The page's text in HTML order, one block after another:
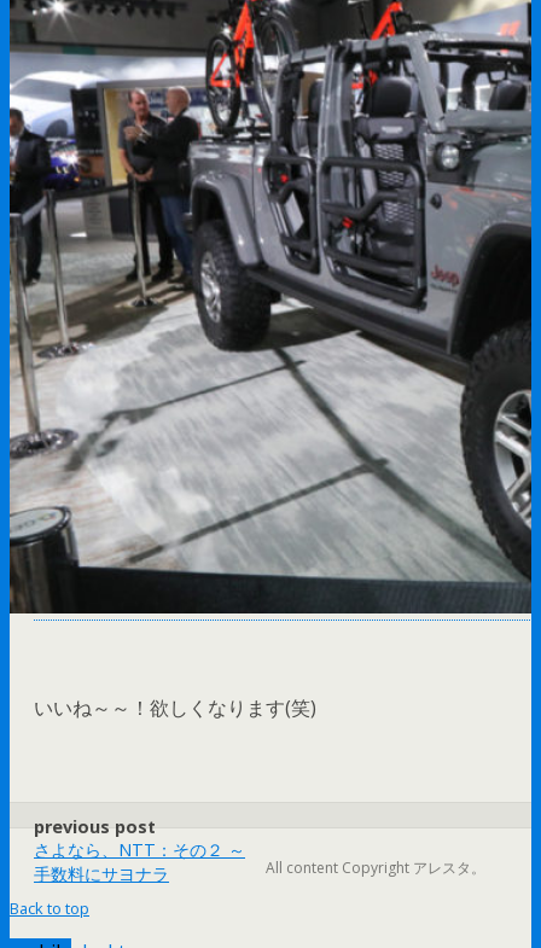
いいね～～！欲しくなります(笑)
previous post
さよなら、NTT：その２ ～
手数料にサヨナラ
All content Copyright アレスタ。
Back to top